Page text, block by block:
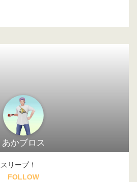
あかブロス
リープ！
FOLLOW